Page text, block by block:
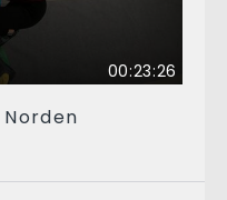
00:23:26